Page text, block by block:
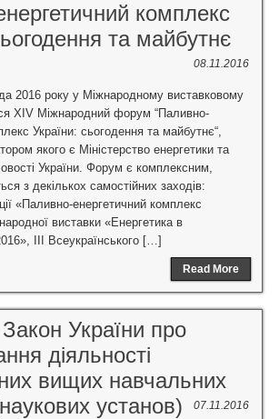
комплекс
та майбутнє
08.11.2016
2016 року у Міжнародному виставковому
ХІV Міжнародний форум “Паливно-
України: сьогодення та майбутнє“,
якого є Міністерство енергетики та
України. Форум є комплексним,
з декількох самостійних заходів:
«Паливно-енергетичний комплекс
виставки «Енергетика в
ІІІ Всеукраїнського […]
Read More
України про
діяльності
вищих навчальних
установ)
07.11.2016